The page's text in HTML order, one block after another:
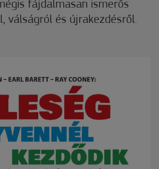
fájdalmasan ismerős
válságról és újrakezdésről.